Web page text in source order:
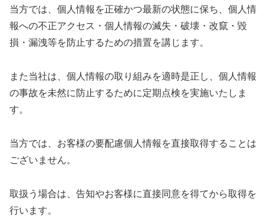
当方では、個人情報を正確かつ最新の状態に保ち、個人情
報への不正アクセス・個人情報の滅失・破壊・改竄・毀
損・漏洩等を防止するための措置を講じます。
また当社は、個人情報の取り組みを適時是正し、個人情報
の事故を未然に防止するために定期点検を実施いたしま
す。
当方では、お客様の要配慮個人情報を直接取得することは
ございません。
取扱う場合は、告知やお客様に直接同意を得てから取得を
行います。